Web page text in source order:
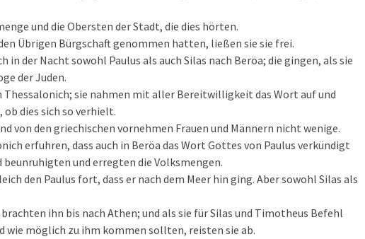
und die Obersten der Stadt, die dies hörten.
Übrigen Bürgschaft genommen hatten, ließen sie sie frei.
in der Nacht sowohl Paulus als auch Silas nach Beröa; die gingen, als sie
der Juden.
Thessalonich; sie nahmen mit aller Bereitwilligkeit das Wort auf und
dies sich so verhielt.
von den griechischen vornehmen Frauen und Männern nicht wenige.
erfuhren, dass auch in Beröa das Wort Gottes von Paulus verkündigt
beunruhigten und erregten die Volksmengen.
den Paulus fort, dass er nach dem Meer hin ging. Aber sowohl Silas als
ihn bis nach Athen; und als sie für Silas und Timotheus Befehl
wie möglich zu ihm kommen sollten, reisten sie ab.